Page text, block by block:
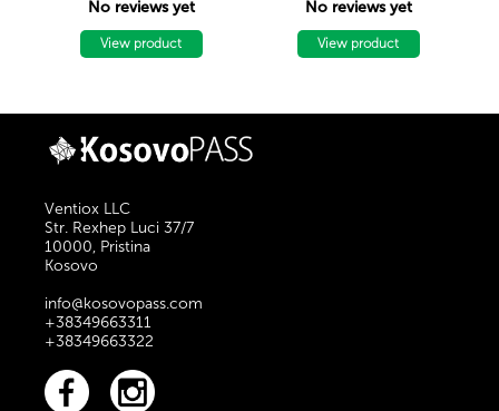
length of 70m is
located in the
the city of Istog. It
takes 30 minutes to 1
hour to visit inside.
No reviews yet
View product
Bjeshkët e Sharrit.
No reviews yet
View product
Ventiox LLC
Str. Rexhep Luci 37/7
10000, Pristina
Kosovo
info@kosovopass.com
+38349663311
+38349663322